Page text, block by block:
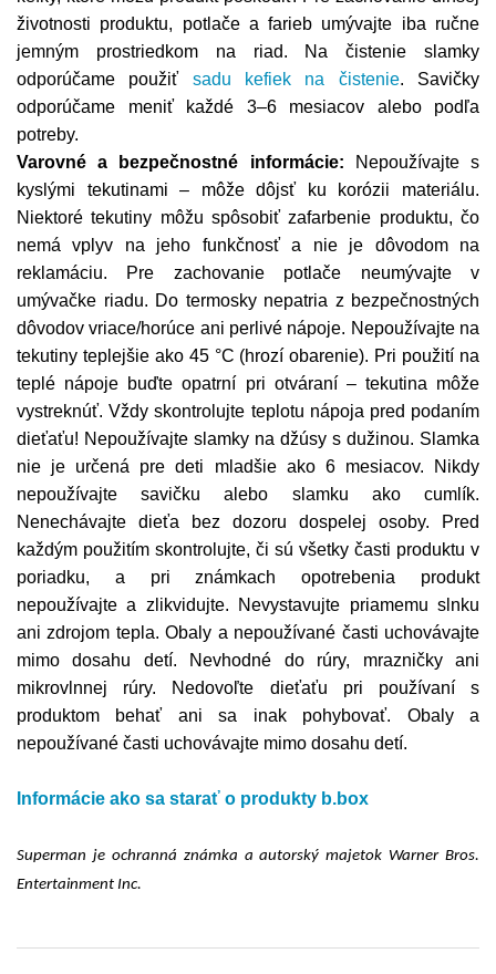
životnosti produktu, potlače a farieb umývajte iba ručne
jemným prostriedkom na riad. Na čistenie slamky
odporúčame použiť sadu kefiek na čistenie. Savičky
odporúčame meniť každé 3–6 mesiacov alebo podľa
potreby.
Varovné a bezpečnostné informácie: Nepoužívajte s
kyslými tekutinami – môže dôjsť ku korózii materiálu.
Niektoré tekutiny môžu spôsobiť zafarbenie produktu, čo
nemá vplyv na jeho funkčnosť a nie je dôvodom na
reklamáciu. Pre zachovanie potlače neumývajte v
umývačke riadu. Do termosky nepatria z bezpečnostných
dôvodov vriace/horúce ani perlivé nápoje. Nepoužívajte na
tekutiny teplejšie ako 45 °C (hrozí obarenie). Pri použití na
teplé nápoje buďte opatrní pri otváraní – tekutina môže
vystreknúť. Vždy skontrolujte teplotu nápoja pred podaním
dieťaťu! Nepoužívajte slamky na džúsy s dužinou. Slamka
nie je určená pre deti mladšie ako 6 mesiacov. Nikdy
nepoužívajte savičku alebo slamku ako cumlík.
Nenechávajte dieťa bez dozoru dospelej osoby. Pred
každým použitím skontrolujte, či sú všetky časti produktu v
poriadku, a pri známkach opotrebenia produkt
nepoužívajte a zlikvidujte. Nevystavujte priamemu slnku
ani zdrojom tepla. Obaly a nepoužívané časti uchovávajte
mimo dosahu detí. Nevhodné do rúry, mrazničky ani
mikrovlnnej rúry. Nedovoľte dieťaťu pri používaní s
produktom behať ani sa inak pohybovať. Obaly a
nepoužívané časti uchovávajte mimo dosahu detí.
Informácie ako sa starať o produkty b.box
Superman je ochranná známka a autorský majetok Warner Bros.
Entertainment Inc.